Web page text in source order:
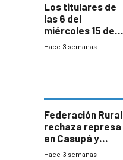
Los titulares de
las 6 del
miércoles 15 de
julio de 2026
Hace 3 semanas
Federación Rural
rechaza represa
en Casupá y
firma demanda
Hace 3 semanas